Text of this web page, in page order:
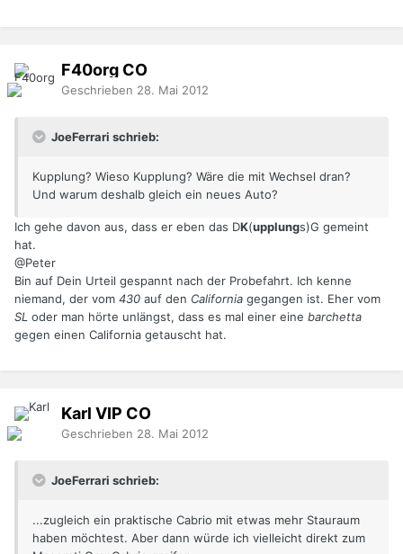
F40org CO
Geschrieben 28. Mai 2012
JoeFerrari schrieb:
Kupplung? Wieso Kupplung? Wäre die mit Wechsel dran?
Und warum deshalb gleich ein neues Auto?
Ich gehe davon aus, dass er eben das DK(upplungs)G gemeint
hat.
@Peter
Bin auf Dein Urteil gespannt nach der Probefahrt. Ich kenne
niemand, der vom 430 auf den California gegangen ist. Eher vom
SL oder man hörte unlängst, dass es mal einer eine barchetta
gegen einen California getauscht hat.
Karl VIP CO
Geschrieben 28. Mai 2012
JoeFerrari schrieb:
...zugleich ein praktische Cabrio mit etwas mehr Stauraum
haben möchtest. Aber dann würde ich vielleicht direkt zum